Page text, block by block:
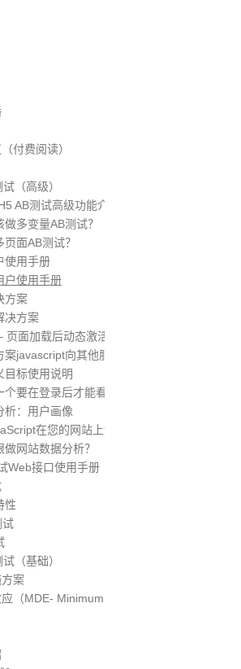
付费阅读）
（高级）
AB测试高级功能介绍
多变量AB测试？
面AB测试？
使用手册
户使用手册
方案
决方案
页面加载后动态激活试验
案javascript向其他服务传递试验参数
目标使用说明
个要在登录后才能看到Web页面？
析：用户画像
在您的网站上运行A / B测试实验
做网站数据分析？
Web接口使用手册
性
试
（基础）
案
（MDE- Minimum Detectable Effect）